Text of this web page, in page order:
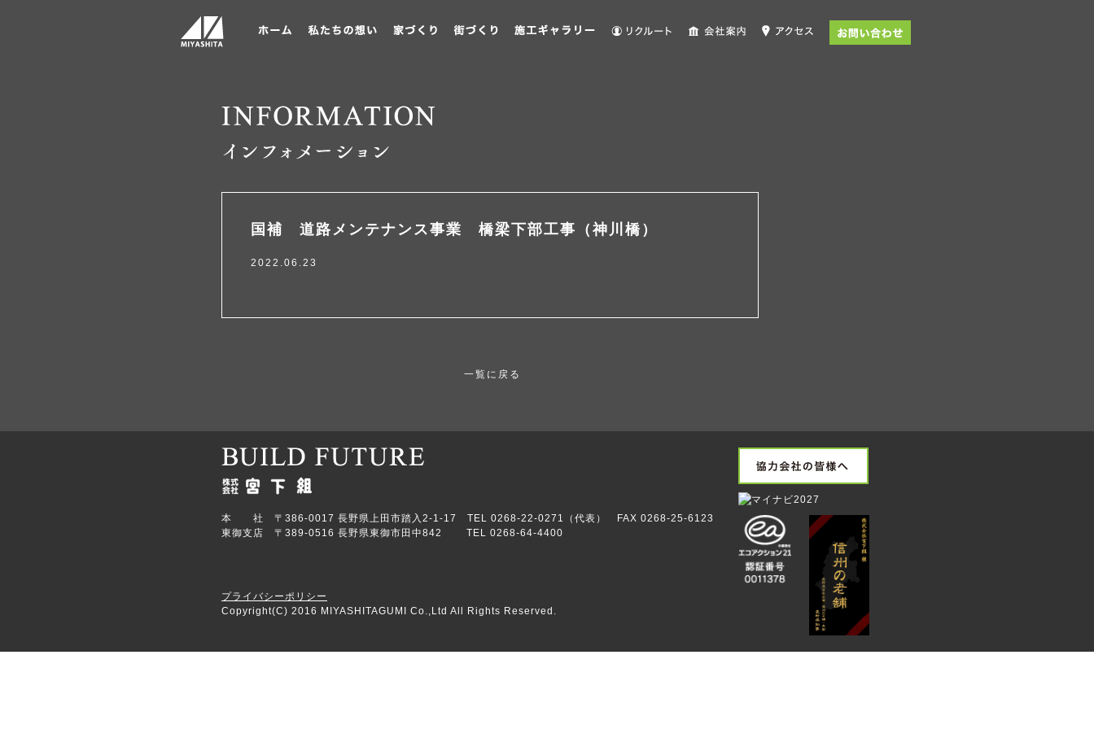
国補 道路メンテナンス事業 橋梁下部工事（神川橋）
2022.06.23
一覧に戻る
本 社 〒386-0017 長野県上田市踏入2-1-17 TEL 0268-22-0271（代表） FAX 0268-25-6123
東御支店 〒389-0516 長野県東御市田中842 TEL 0268-64-4400
プライバシーポリシー
Copyright(C) 2016 MIYASHITAGUMI Co.,Ltd All Rights Reserved.